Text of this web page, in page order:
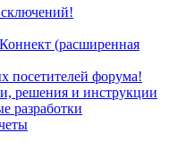
(расширенная
посетителей форума!
решения и инструкции
разработки